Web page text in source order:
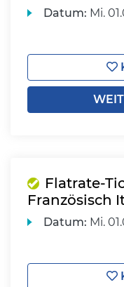
Datum: Mi.
Flatrate-
Französisch
Datum: Mi.